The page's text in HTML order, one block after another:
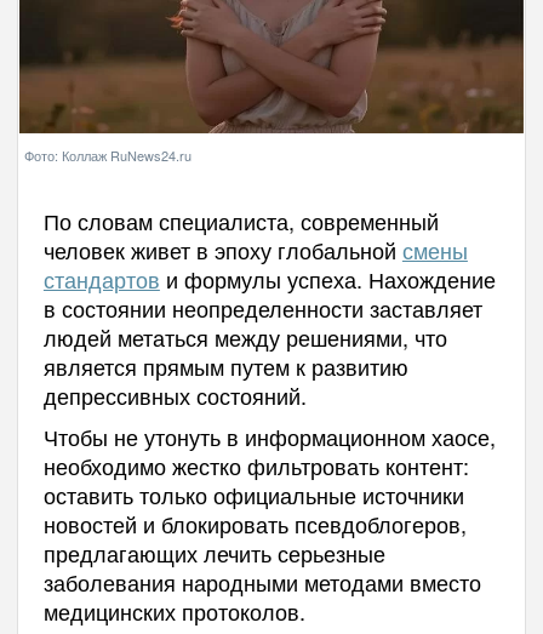
Фото: Коллаж RuNews24.ru
По словам специалиста, современный
человек живет в эпоху глобальной смены
стандартов и формулы успеха. Нахождение
в состоянии неопределенности заставляет
людей метаться между решениями, что
является прямым путем к развитию
депрессивных состояний.
Чтобы не утонуть в информационном хаосе,
необходимо жестко фильтровать контент:
оставить только официальные источники
новостей и блокировать псевдоблогеров,
предлагающих лечить серьезные
заболевания народными методами вместо
медицинских протоколов.